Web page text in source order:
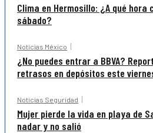
Clima en Hermosillo: ¿A qué
sábado?
Noticias México
¿No puedes entrar a BBVA?
retrasos en depósitos este
Noticias Seguridad
Mujer pierde la vida en playa de
nadar y no salió